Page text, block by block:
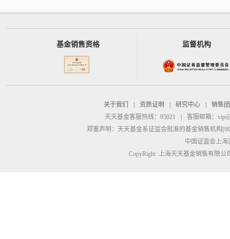
基金销售资格 监督机构
关于我们 资质证明 研究中心
销售
天天基金客服热线：95021
客服邮箱：
郑重声明： 天天基金系证监会批准的基金销售机构
中国证监会上
CopyRight 上海天天基金销售有限